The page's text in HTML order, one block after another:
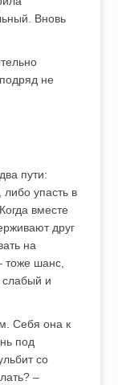
Вновь
не
пути:
упасть в
вместе
друг
на
тоже шанс,
слабый и
Себя она к
под
со
–